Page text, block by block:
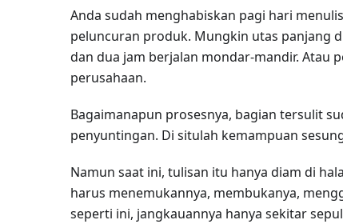
Anda sudah menghabiskan pagi hari
peluncuran produk. Mungkin utas panjang
dan dua jam berjalan mondar-mandir. Atau
perusahaan.
Bagaimanapun prosesnya, bagian tersulit
penyuntingan. Di situlah kemampuan
Namun saat ini, tulisan itu hanya diam di
harus menemukannya, membukanya,
seperti ini, jangkauannya hanya sekitar